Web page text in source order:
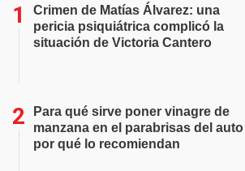
Crimen de Matías Álvarez: una
pericia psiquiátrica complicó la
situación de Victoria Cantero
Para qué sirve poner vinagre de
manzana en el parabrisas del
por qué lo recomiendan